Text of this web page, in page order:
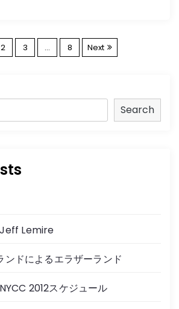
P
s
v
i
g
2 3 … 8 Next
Search
Lemire
ンドによるエラザーランド
2012スケジュール